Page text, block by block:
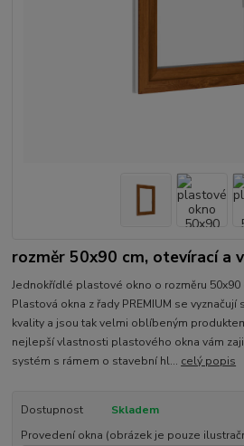
rozměr 50x90 cm, otevírací a
Jednokřídlé plastové okno o rozměru 50x90
Plastová okna z řady PREMIUM se
kvality a jsou tak velmi oblíbeným
nejlepší vlastnosti plastového okna vám
systém s rámem o stavební hl... celý popis
Dostupnost
Skladem
Provedení okna (obrázek je pouze